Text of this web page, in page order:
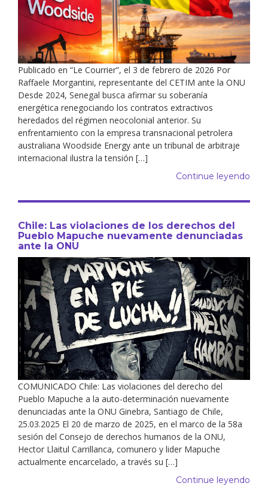
Publicado en “Le Courrier”, el 3 de febrero de 2026 Por
Raffaele Morgantini, representante del CETIM ante la ONU
Desde 2024, Senegal busca afirmar su soberanía
energética renegociando los contratos extractivos
heredados del régimen neocolonial anterior. Su
enfrentamiento con la empresa transnacional petrolera
australiana Woodside Energy ante un tribunal de arbitraje
internacional ilustra la tensión […]
Continue leyendo
Chile: Las violaciones de los derechos del
Pueblo Mapuche nuevamente denunciadas
ante la ONU
COMUNICADO Chile: Las violaciones del derecho del
Pueblo Mapuche a la auto-determinación nuevamente
denunciadas ante la ONU Ginebra, Santiago de Chile,
25.03.2025 El 20 de marzo de 2025, en el marco de la 58a
sesión del Consejo de derechos humanos de la ONU,
Hector Llaitul Carrillanca, comunero y lider Mapuche
actualmente encarcelado, a través su […]
Continue leyendo